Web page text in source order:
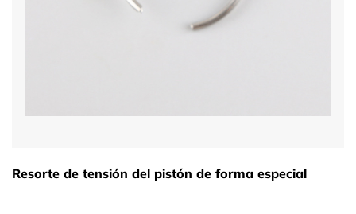
Resorte de tensión del pistón de forma especial